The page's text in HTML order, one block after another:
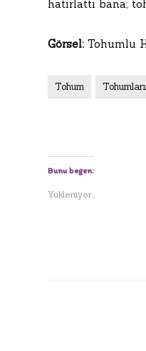
hatırlattı bana;
Görsel: Tohumlu
Tohum
Bunu beğen:
Yükleniyor...